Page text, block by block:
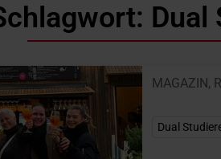
Dual
MAGAZIN,
Dual